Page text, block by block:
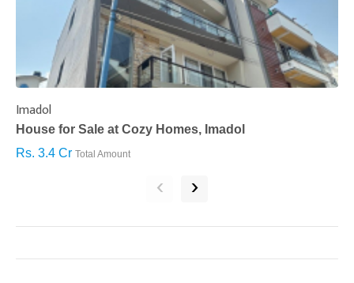
Imadol
House for Sale at Cozy Homes, Imadol
Rs. 3.4 Cr Total Amount
‹ ›